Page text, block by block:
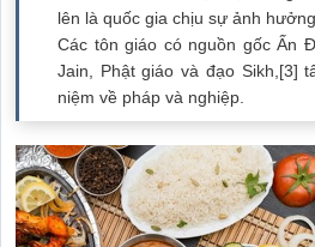
lên là quốc gia chịu sự ảnh
Các tôn giáo có nguồn gốc Ấn
Jain, Phật giáo và đạo Sikh,[3]
niệm về pháp và nghiệp.